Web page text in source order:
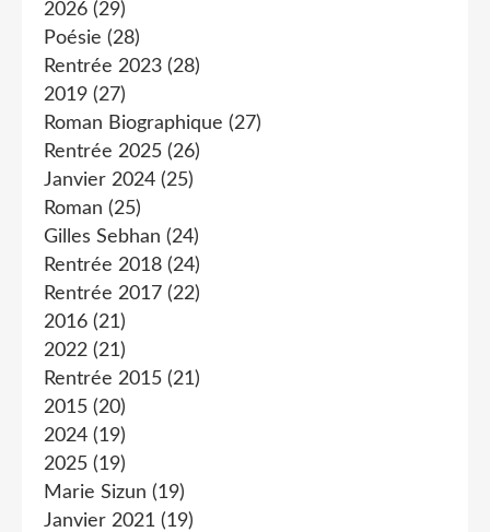
2026 (29)
Poésie (28)
Rentrée 2023 (28)
2019 (27)
Roman Biographique (27)
Rentrée 2025 (26)
Janvier 2024 (25)
Roman (25)
Gilles Sebhan (24)
Rentrée 2018 (24)
Rentrée 2017 (22)
2016 (21)
2022 (21)
Rentrée 2015 (21)
2015 (20)
2024 (19)
2025 (19)
Marie Sizun (19)
Janvier 2021 (19)